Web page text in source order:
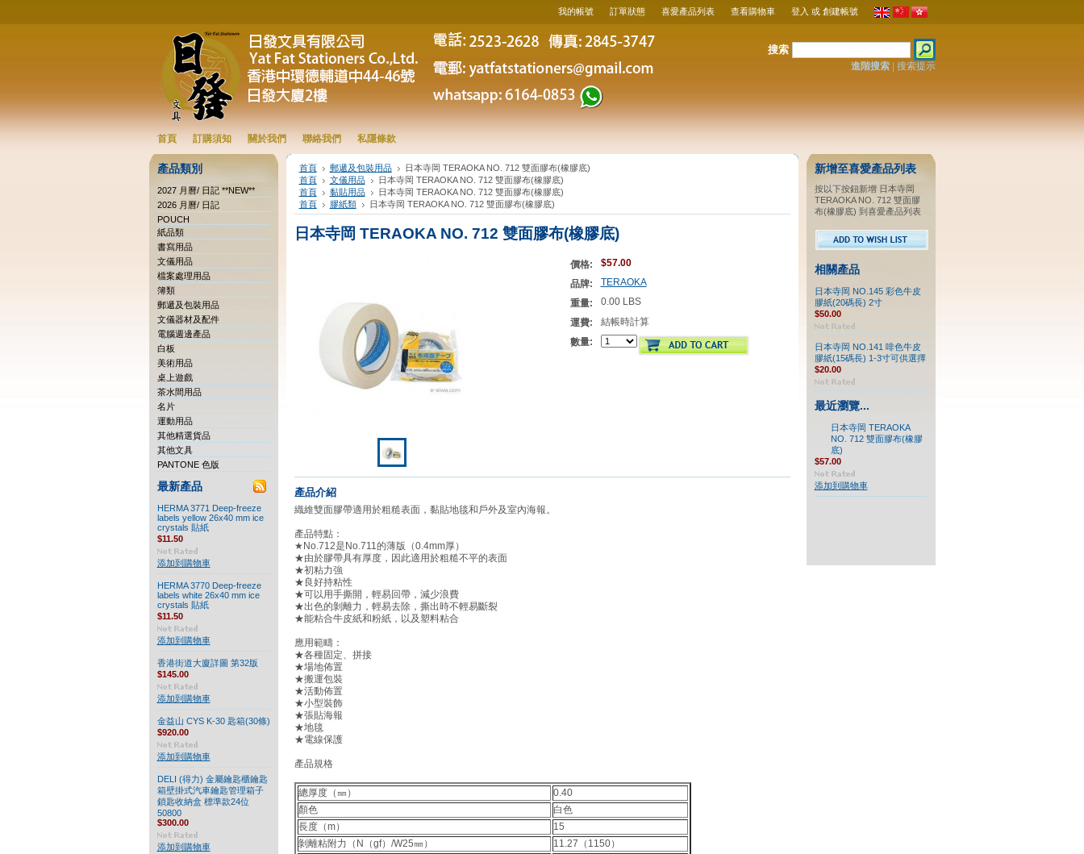
我的帳號 訂單狀態 喜愛產品列表 查看購物車 登入 或 創建帳號
搜索
進階搜索| 搜索提示
首頁 訂購須知 關於我們 聯絡我們 私隱條款
產品類別
2027 月曆/ 日記 **NEW**
2026 月曆/ 日記
POUCH
紙品類
書寫用品
文儀用品
檔案處理用品
簿類
郵遞及包裝用品
文儀器材及配件
電腦週邊產品
白板
美術用品
桌上遊戲
茶水間用品
名片
運動用品
其他精選貨品
其他文具
PANTONE 色版
最新產品
HERMA 3771 Deep-freeze
labels yellow 26x40 mm ice
crystals 貼紙
$11.50
添加到購物車
HERMA 3770 Deep-freeze
labels white 26x40 mm ice
crystals 貼紙
$11.50
添加到購物車
香港街道大廈詳圖 第32版
$145.00
添加到購物車
金益山 CYS K-30 匙箱(30條)
$920.00
添加到購物車
DELI (得力) 金屬鑰匙櫃鑰匙
箱壁掛式汽車鑰匙管理箱子
鎖匙收納盒 標準款24位
50800
$300.00
添加到購物車
首頁 郵遞及包裝用品
日本寺岡 TERAOKA NO. 712 雙面膠布(橡膠底)
首頁
文儀用品
日本寺岡 TERAOKA NO. 712 雙面膠布(橡膠底)
首頁
黏貼用品
日本寺岡 TERAOKA NO. 712 雙面膠布(橡膠底)
首頁
膠紙類 日本寺岡 TERAOKA NO. 712 雙面膠布(橡膠底)
日本寺岡 TERAOKA NO. 712 雙面膠布(橡膠底)
價格:
$57.00
品牌:
TERAOKA
重量:
0.00 LBS
運費:
結帳時計算
數量:
產品介紹
織維雙面膠帶適用於粗糙表面，黏貼地毯和戶外及室內海報。
產品特點：
★ No.712是No.711的薄版（0.4mm厚）
★由於膠帶具有厚度，因此適用於粗糙不平的表面
★初粘力強
★ 良好持粘性
★可以用手撕開，輕易回帶，減少浪費
★出色的剝離力，輕易去除，撕出時不輕易斷裂
★能粘合牛皮紙和粉紙，以及塑料粘合
應用範疇：
★各種固定、拼接
★場地佈置
★搬運包裝
★活動佈置
★小型裝飾
★張貼海報
★地毯
★電線保護
產品規格
總厚度（㎜）
0.40
顏色
白色
長度（m）
15
剝離粘附力（N（gf）/W25㎜）
11.27（1150）
新增至喜愛產品列表
按以下按鈕新增 日本寺岡
TERAOKA NO. 712 雙面膠
布(橡膠底) 到喜愛產品列表
相關產品
日本寺岡 NO.145 彩色牛皮
膠紙(20碼長) 2寸
$50.00
日本寺岡 NO.141 啡色牛皮
膠紙(15碼長) 1-3寸可供選擇
$20.00
最近瀏覽...
日本寺岡 TERAOKA
NO. 712 雙面膠布(橡膠
底)
$57.00
添加到購物車